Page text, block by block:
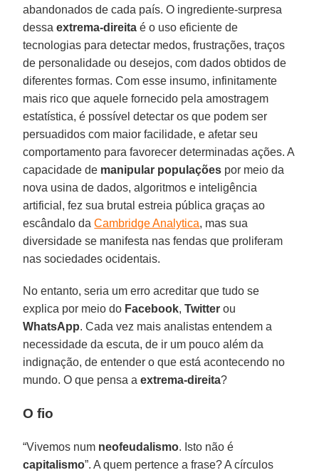
abandonados de cada país. O ingrediente-surpresa
dessaextrema-direita é o uso eficiente de
tecnologias para detectar medos, frustrações, traços
de personalidade ou desejos, com dados obtidos de
diferentes formas. Com esse insumo, infinitamente
mais rico que aquele fornecido pela amostragem
estatística, é possível detectar os que podem ser
persuadidos com maior facilidade, e afetar seu
comportamento para favorecer determinadas ações. A
capacidade de manipular populações por meio da
nova usina de dados, algoritmos e inteligência
artificial, fez sua brutal estreia pública graças ao
escândalo daCambridge Analytica, mas sua
diversidade se manifesta nas fendas que proliferam
nas sociedades ocidentais.
No entanto, seria um erro acreditar que tudo se
explica por meio do Facebook,Twitter ou
WhatsApp. Cada vez mais analistas entendem a
necessidade da escuta, de ir um pouco além da
indignação, de entender o que está acontecendo no
mundo. O que pensa aextrema-direita?
O fio
“Vivemos num neofeudalismo. Isto não é
capitalismo”. A quem pertence a frase? A círculos